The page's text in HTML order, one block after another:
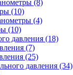
(8)
(10)
(4)
(10)
давления (18)
(7)
(25)
давления (34)